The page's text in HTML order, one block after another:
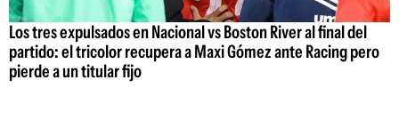
Los tres expulsados en Nacional vs Boston River al final del
partido: el tricolor recupera a Maxi Gómez ante Racing pero
pierde a un titular fijo